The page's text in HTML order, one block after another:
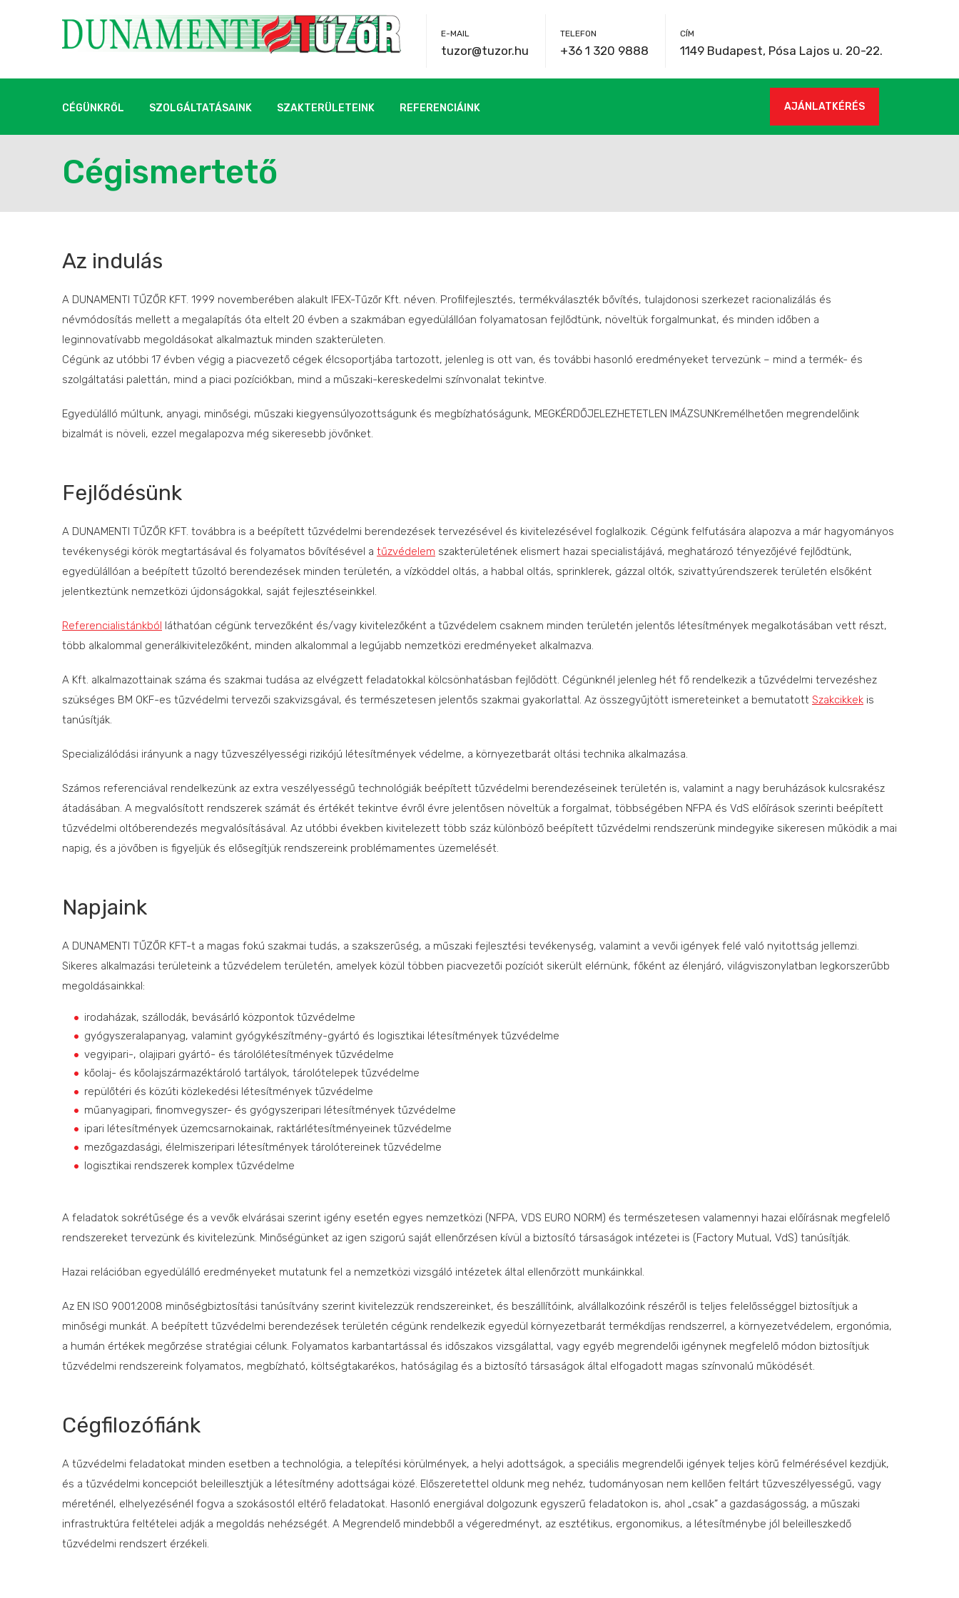
E-MAIL
tuzor@tuzor.hu
TELEFON
+36 1 320 9888
CÍM
1149 Budapest, Pósa Lajos u. 20-22.
CÉGÜNKRŐL SZOLGÁLTATÁSAINK SZAKTERÜLETEINK REFERENCIÁINK AJÁNLATKÉRÉS
Cégismertető
Az indulás
A DUNAMENTI TŰZŐR KFT. 1999 novemberében alakult IFEX-Tűzőr Kft. néven. Profilfejlesztés, termékválaszték bővítés, tulajdonosi szerkezet racionalizálás és
névmódosítás mellett a megalapítás óta eltelt 20 évben a szakmában egyedülállóan folyamatosan fejlődtünk, növeltük forgalmunkat, és minden időben a
leginnovatívabb megoldásokat alkalmaztuk minden szakterületen.
Cégünk az utóbbi 17 évben végig a piacvezető cégek élcsoportjába tartozott, jelenleg is ott van, és további hasonló eredményeket tervezünk – mind a termék- és
szolgáltatási palettán, mind a piaci pozíciókban, mind a műszaki-kereskedelmi színvonalat tekintve.
Egyedülálló múltunk, anyagi, minőségi, műszaki kiegyensúlyozottságunk és megbízhatóságunk, MEGKÉRDŐJELEZHETETLEN IMÁZSUNKremélhetően megrendelőink
bizalmát is növeli, ezzel megalapozva még sikeresebb jövőnket.
Fejlődésünk
A DUNAMENTI TŰZŐR KFT. továbbra is a beépített tűzvédelmi berendezések tervezésével és kivitelezésével foglalkozik. Cégünk felfutására alapozva a már hagyományos
tevékenységi körök megtartásával és folyamatos bővítésével a tűzvédelem szakterületének elismert hazai specialistájává, meghatározó tényezőjévé fejlődtünk,
egyedülállóan a beépített tűzoltó berendezések minden területén, a vízköddel oltás, a habbal oltás, sprinklerek, gázzal oltók, szivattyúrendszerek területén elsőként
jelentkeztünk nemzetközi újdonságokkal, saját fejlesztéseinkkel.
Referencialistánkból láthatóan cégünk tervezőként és/vagy kivitelezőként a tűzvédelem csaknem minden területén jelentős létesítmények megalkotásában vett részt,
több alkalommal generálkivitelezőként, minden alkalommal a legújabb nemzetközi eredményeket alkalmazva.
A Kft. alkalmazottainak száma és szakmai tudása az elvégzett feladatokkal kölcsönhatásban fejlődött. Cégünknél jelenleg hét fő rendelkezik a tűzvédelmi tervezéshez
szükséges BM OKF-es tűzvédelmi tervezői szakvizsgával, és természetesen jelentős szakmai gyakorlattal. Az összegyűjtött ismereteinket a bemutatott Szakcikkek is
tanúsítják.
Specializálódási irányunk a nagy tűzveszélyességi rizikójú létesítmények védelme, a környezetbarát oltási technika alkalmazása.
Számos referenciával rendelkezünk az extra veszélyességű technológiák beépített tűzvédelmi berendezéseinek területén is, valamint a nagy beruházások kulcsrakész
átadásában. A megvalósított rendszerek számát és értékét tekintve évről évre jelentősen növeltük a forgalmat, többségében NFPA és VdS előírások szerinti beépített
tűzvédelmi oltóberendezés megvalósításával. Az utóbbi években kivitelezett több száz különböző beépített tűzvédelmi rendszerünk mindegyike sikeresen működik a mai
napig, és a jövőben is figyeljük és elősegítjük rendszereink problémamentes üzemelését.
Napjaink
A DUNAMENTI TŰZŐR KFT-t a magas fokú szakmai tudás, a szakszerűség, a műszaki fejlesztési tevékenység, valamint a vevői igények felé való nyitottság jellemzi.
Sikeres alkalmazási területeink a tűzvédelem területén, amelyek közül többen piacvezetői pozíciót sikerült elérnünk, főként az élenjáró, világviszonylatban legkorszerűbb
megoldásainkkal:
irodaházak, szállodák, bevásárló központok tűzvédelme
gyógyszeralapanyag, valamint gyógykészítmény-gyártó és logisztikai létesítmények tűzvédelme
vegyipari-, olajipari gyártó- és tárolólétesítmények tűzvédelme
kőolaj- és kőolajszármazéktároló tartályok, tárolótelepek tűzvédelme
repülőtéri és közúti közlekedési létesítmények tűzvédelme
műanyagipari, finomvegyszer- és gyógyszeripari létesítmények tűzvédelme
ipari létesítmények üzemcsarnokainak, raktárlétesítményeinek tűzvédelme
mezőgazdasági, élelmiszeripari létesítmények tárolótereinek tűzvédelme
logisztikai rendszerek komplex tűzvédelme
A feladatok sokrétűsége és a vevők elvárásai szerint igény esetén egyes nemzetközi (NFPA, VDS EURO NORM) és természetesen valamennyi hazai előírásnak megfelelő
rendszereket tervezünk és kivitelezünk. Minőségünket az igen szigorú saját ellenőrzésen kívül a biztosító társaságok intézetei is (Factory Mutual, VdS) tanúsítják.
Hazai relációban egyedülálló eredményeket mutatunk fel a nemzetközi vizsgáló intézetek által ellenőrzött munkáinkkal.
Az EN ISO 9001:2008 minőségbiztosítási tanúsítvány szerint kivitelezzük rendszereinket, és beszállítóink, alvállalkozóink részéről is teljes felelősséggel biztosítjuk a
minőségi munkát. A beépített tűzvédelmi berendezések területén cégünk rendelkezik egyedül környezetbarát termékdíjas rendszerrel, a környezetvédelem, ergonómia,
a humán értékek megőrzése stratégiai célunk. Folyamatos karbantartással és időszakos vizsgálattal, vagy egyéb megrendelői igénynek megfelelő módon biztosítjuk
tűzvédelmi rendszereink folyamatos, megbízható, költségtakarékos, hatóságilag és a biztosító társaságok által elfogadott magas színvonalú működését.
Cégfilozófiánk
A tűzvédelmi feladatokat minden esetben a technológia, a telepítési körülmények, a helyi adottságok, a speciális megrendelői igények teljes körű felmérésével kezdjük,
és a tűzvédelmi koncepciót beleillesztjük a létesítmény adottságai közé. Előszeretettel oldunk meg nehéz, tudományosan nem kellően feltárt tűzveszélyességű, vagy
méreténél, elhelyezésénél fogva a szokásostól eltérő feladatokat. Hasonló energiával dolgozunk egyszerű feladatokon is, ahol „csak” a gazdaságosság, a műszaki
infrastruktúra feltételei adják a megoldás nehézségét. A Megrendelő mindebből a végeredményt, az esztétikus, ergonomikus, a létesítménybe jól beleilleszkedő
tűzvédelmi rendszert érzékeli.